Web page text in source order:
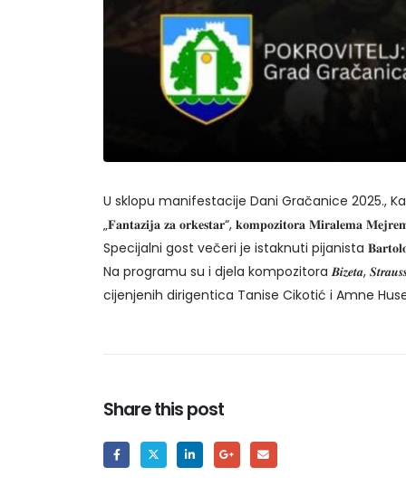
U sklopu manifestacije Dani Gračanice 2025.,
„𝐅𝐚𝐧𝐭𝐚𝐳𝐢𝐣𝐚 𝐳𝐚 𝐨𝐫𝐤𝐞𝐬𝐭𝐚𝐫“, 𝐤𝐨𝐦𝐩𝐨𝐳𝐢𝐭𝐨𝐫𝐚
Specijalni gost večeri je istaknuti pijanista
Na programu su i djela kompozitora 𝑩𝒊𝒛𝒆𝒕𝒂,
cijenjenih dirigentica Tanise Cikotić i Amne
Share this post